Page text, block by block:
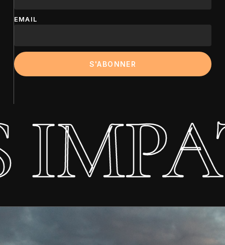
EMAIL